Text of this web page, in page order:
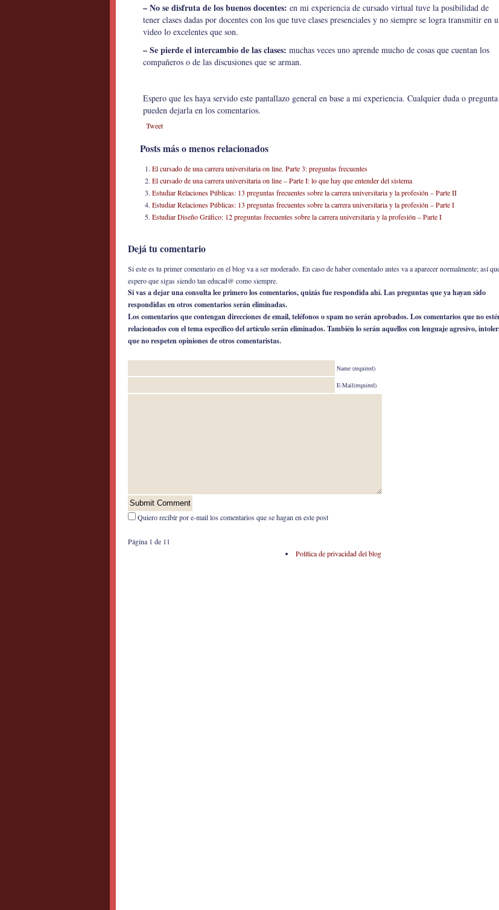
– No se disfruta de los buenos docentes: en mi experiencia de cursado virtual tuve la posibilidad de
tener clases dadas por docentes con los que tuve clases presenciales y no siempre se logra transmitir en
video lo excelentes que son.
– Se pierde el intercambio de las clases: muchas veces uno aprende mucho de cosas que cuentan los
compañeros o de las discusiones que se arman.
Espero que les haya servido este pantallazo general en base a mi experiencia. Cualquier duda o pregunta
pueden dejarla en los comentarios.
Tweet
Posts más o menos relacionados
El cursado de una carrera universitaria on line. Parte 3: preguntas frecuentes
El cursado de una carrera universitaria on line – Parte I: lo que hay que entender del sistema
Estudiar Relaciones Públicas: 13 preguntas frecuentes sobre la carrera universitaria y la profesión – Parte II
Estudiar Relaciones Públicas: 13 preguntas frecuentes sobre la carrera universitaria y la profesión – Parte I
Estudiar Diseño Gráfico: 12 preguntas frecuentes sobre la carrera universitaria y la profesión – Parte I
Dejá tu comentario
Si este es tu primer comentario en el blog va a ser moderado. En caso de haber comentado antes va a aparecer normalmente; así
espero que sigas siendo tan educad@ como siempre.
Si vas a dejar una consulta lee primero los comentarios, quizás fue respondida ahí. Las preguntas que ya hayan sido
respondidas en otros comentarios serán eliminadas.
Los comentarios que contengan direcciones de email, teléfonos o spam no serán aprobados. Los comentarios que no
relacionados con el tema específico del artículo serán eliminados. También lo serán aquellos con lenguaje agresivo,
que no respeten opiniones de otros comentaristas.
Name (required)
E-Mail(required)
Quiero recibír por e-mail los comentarios que se hagan en este post
Página 1 de 1 1
Política de privacidad del blog